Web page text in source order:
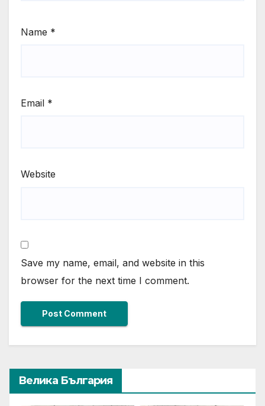
Name *
Email *
Website
Save my name, email, and website in this
browser for the next time I comment.
Велика България